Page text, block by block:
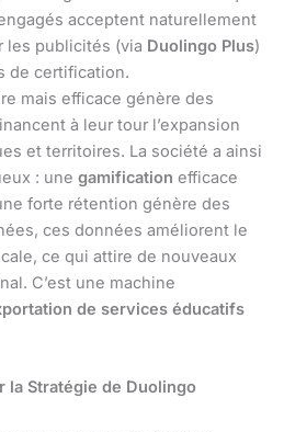
acceptent naturellement
les publicités (via Duolingo Plus)
de certification.
mais efficace génère des
à leur tour l’expansion
et territoires. La société a ainsi
: une gamification efficace
forte rétention génère des
ces données améliorent le
ce qui attire de nouveaux
C’est une machine
de services éducatifs
la Stratégie de Duolingo